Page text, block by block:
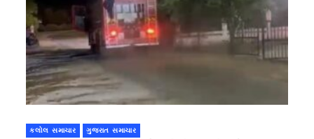
કલોલ સમાચાર ગુજરાત સમાચાર